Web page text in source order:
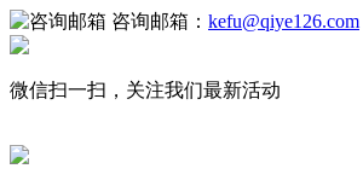
咨询邮箱： kefu@qiye126.com
微信扫一扫，关注我们最新活动